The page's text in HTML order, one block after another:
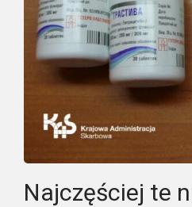
Najczęściej te